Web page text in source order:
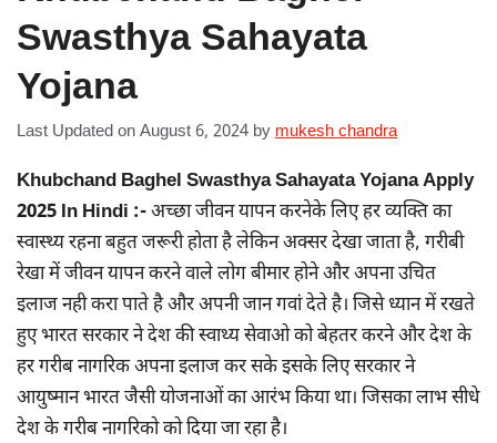
Swasthya Sahayata
Yojana
Last Updated on August 6, 2024 by mukesh chandra
Khubchand Baghel Swasthya Sahayata Yojana Apply
2025 In Hindi :-अच्छा जीवन यापन करनेके लिए हर व्यक्ति का
स्वास्थ्य रहना बहुत जरूरी होता है लेकिन अक्सर देखा जाता है, गरीबी
रेखा में जीवन यापन करने वाले लोग बीमार होने और अपना उचित
इलाज नही करा पाते है और अपनी जान गवां देते है। जिसे ध्यान में रखते
हुए भारत सरकार ने देश की स्वाथ्य सेवाओ को बेहतर करने और देश के
हर गरीब नागरिक अपना इलाज कर सके इसके लिए सरकार ने
आयुष्मान भारत जैसी योजनाओं का आरंभ किया था। जिसका लाभ सीधे
देश के गरीब नागरिको को दिया जा रहा है।